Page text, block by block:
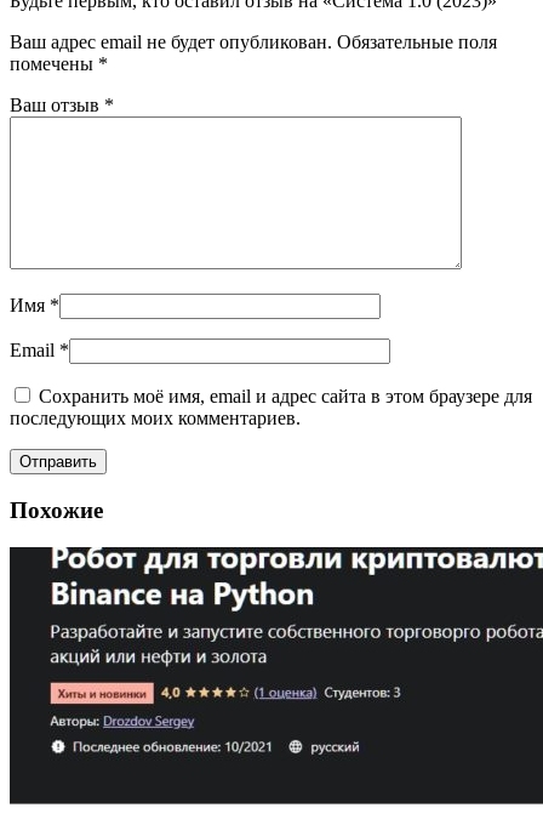
Ваш адрес email не будет опубликован. Обязательные поля
помечены *
Ваш отзыв *
Имя *
Email *
Сохранить моё имя, email и адрес сайта в этом браузере для
последующих моих комментариев.
Похожие